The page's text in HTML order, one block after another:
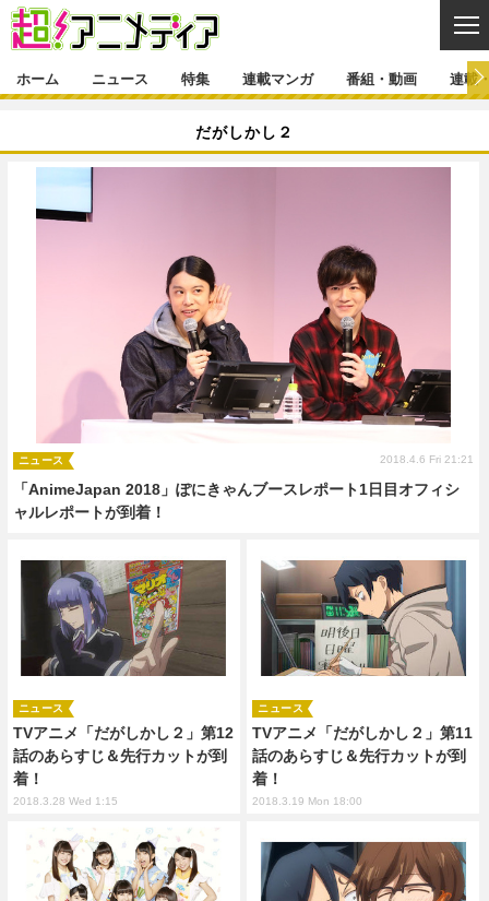
ニュース一覧 アニメ
ゲーム・アプリ
音楽
イベント
声優 コスプレ
舞台 新帝スタ
特集
特集一覧
レポート
連載マンガ
連載マンガ一覧 連載一覧
番組・動画一覧 ラジオ
動画
連載・ブログ一覧 コラム
編集部ブログ・お知らせ
ホーム ニュース 特集 連載マンガ 番組・動画 連載
だがしかし２
「AnimeJapan 2018」ぽにきゃんブースレポート1日目オフィシ
ャルレポートが到着！
ニュース 2018.4.6 Fri 21:21
TVアニメ「だがしかし２」第12
話のあらすじ＆先行カットが到
着！
ニュース
2018.3.28 Wed 1:15
TVアニメ「だがしかし２」第11
話のあらすじ＆先行カットが到
着！
ニュース
2018.3.19 Mon 18:00